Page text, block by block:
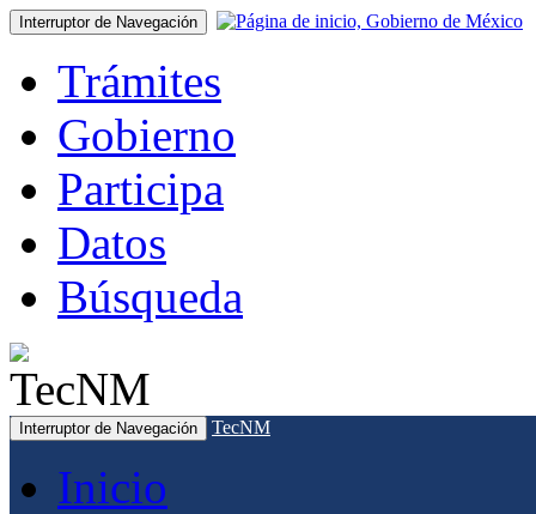
Interruptor de Navegación
Trámites
Gobierno
Participa
Datos
Búsqueda
Interruptor de Navegación TecNM
Inicio